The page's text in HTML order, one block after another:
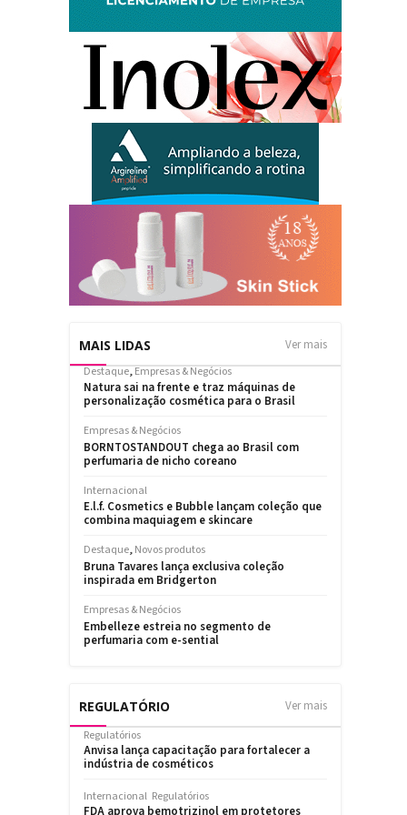
MAIS LIDAS Ver mais
REGULATÓRIO Ver mais
Regulatórios
Anvisa lança capacitação para fortalecer a
indústria de cosméticos
Internacional Regulatórios
FDA aprova bemotrizinol em protetores